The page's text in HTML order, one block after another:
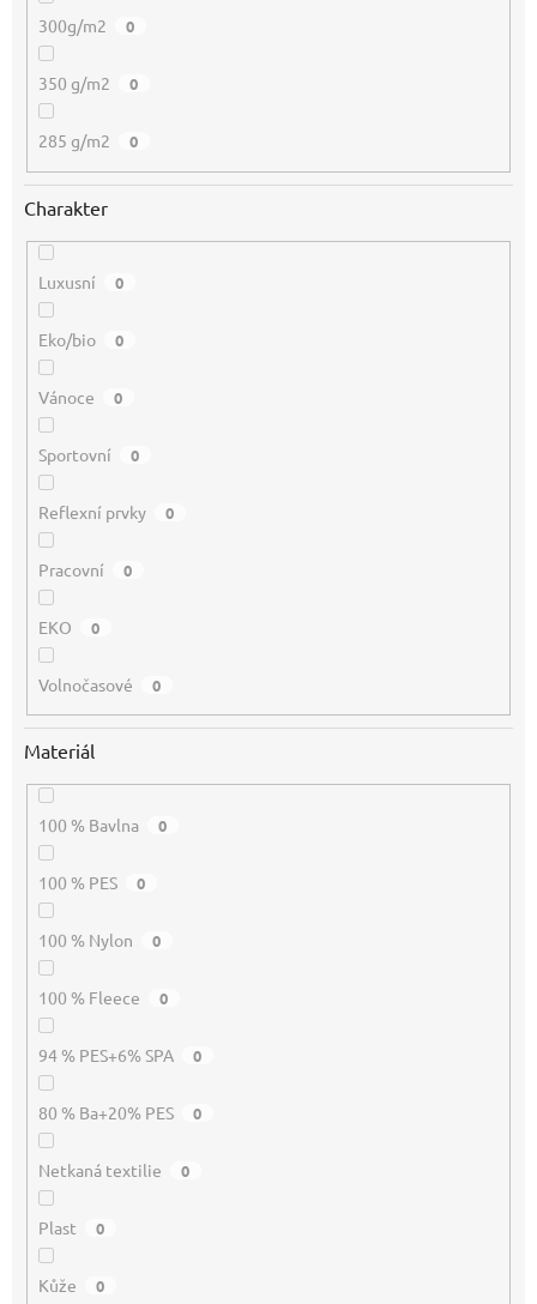
300g/m2 0
350 g/m2 0
285 g/m2 0
Charakter
Luxusní 0
Eko/bio 0
Vánoce 0
Sportovní 0
Reflexní prvky 0
Pracovní 0
EKO 0
Volnočasové 0
Materiál
100 % Bavlna 0
100 % PES 0
100 % Nylon 0
100 % Fleece 0
94 % PES+6% SPA 0
80 % Ba+20% PES 0
Netkaná textilie 0
Plast 0
Kůže 0